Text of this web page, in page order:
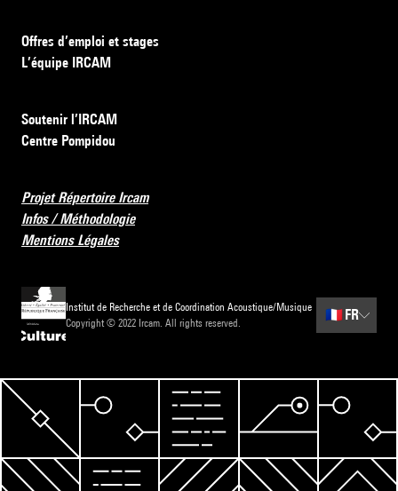
Offres d’emploi et stages
L’équipe IRCAM
Soutenir l’IRCAM
Centre Pompidou
Projet Répertoire Ircam
Infos / Méthodologie
Mentions Légales
Institut de Recherche et de Coordination Acoustique/Musique
Copyright © 2022 Ircam. All rights reserved.
🇫🇷 FR